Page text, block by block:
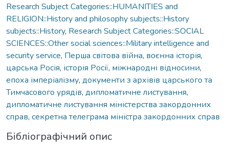
Research Subject Categories::HUMANITIES and
RELIGION::History and philosophy subjects::History
subjects::History, Research Subject Categories::SOCIAL
SCIENCES::Other social sciences::Military intelligence and
security service, Перша світова війна, воєнна історія,
царська Росія, історія Росії, міжнародні відносини,
епоха імперіалізму, документи з архівів царського та
Тимчасового урядів, дипломатичне листування,
дипломатичне листування міністерства закордонних
справ, секретна телеграма міністра закордонних справ
Бібліографічний опис